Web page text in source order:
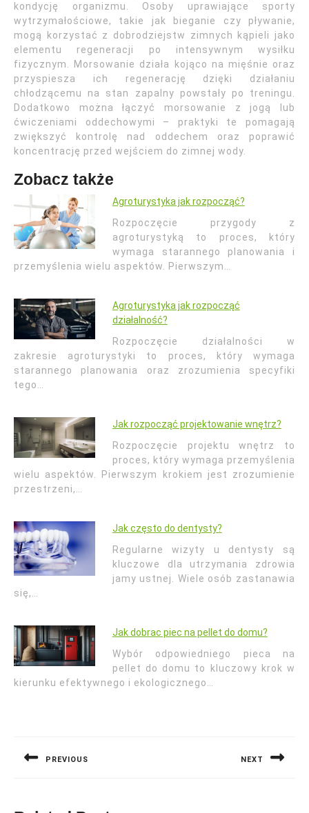
kondycję organizmu. Osoby uprawiające sporty
wytrzymałościowe, takie jak bieganie czy pływanie,
mogą korzystać z dobrodziejstw zimnych kąpieli jako
elementu regeneracji po intensywnym wysiłku
fizycznym. Morsowanie działa kojąco na mięśnie oraz
przyspiesza ich regenerację dzięki działaniu
chłodzącemu na stan zapalny powstały po treningu.
Dodatkowo można łączyć morsowanie z jogą lub
ćwiczeniami oddechowymi – praktyki te pomagają
zwiększyć kontrolę nad oddechem oraz poprawić
koncentrację przed wejściem do zimnej wody.
Zobacz także
Agroturystyka jak rozpocząć?
Rozpoczęcie przygody z
agroturystyką to proces, który
wymaga starannego planowania i
przemyślenia wielu aspektów. Pierwszym…
Agroturystyka jak rozpocząć
działalność?
Rozpoczęcie działalności w
zakresie agroturystyki to proces, który wymaga
starannego planowania oraz zrozumienia specyfiki
tego…
Jak rozpocząć projektowanie wnętrz?
Rozpoczęcie projektu wnętrz to
proces, który wymaga przemyślenia
wielu aspektów. Pierwszym krokiem jest zrozumienie
przestrzeni,…
Jak często do dentysty?
Regularne wizyty u dentysty są
kluczowe dla utrzymania zdrowia
jamy ustnej. Wiele osób zastanawia
się,…
Jak dobrac piec na pellet do domu?
Wybór odpowiedniego pieca na
pellet do domu to kluczowy krok w
kierunku efektywnego i ekologicznego…
PREVIOUS NEXT